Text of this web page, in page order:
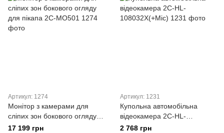
Артикул: 1274
Монітор з камерами для
сліпих зон бокового огляду
для пікапа 2С-MO501
17 199 грн
Артикул: 1231
Купольна автомобільна
відеокамера 2С-HL-
108032X(+Mic)
2 768 грн